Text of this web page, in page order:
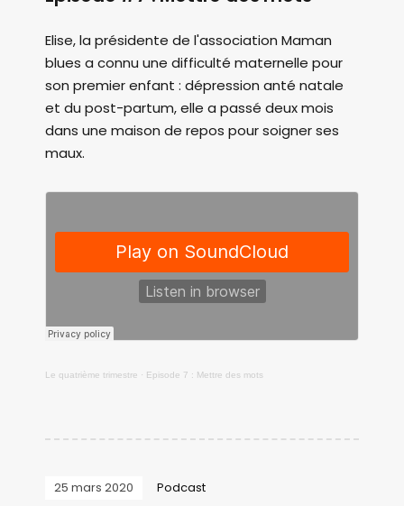
Elise, la présidente de l'association Maman
blues a connu une difficulté maternelle pour
son premier enfant : dépression anté natale
et du post-partum, elle a passé deux mois
dans une maison de repos pour soigner ses
maux.
Le quatrième trimestre · Episode 7 : Mettre des mots
25 mars 2020 Podcast